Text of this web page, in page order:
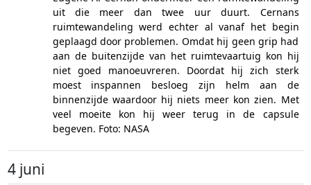
uit die meer dan twee uur duurt. Cernans
ruimtewandeling werd echter al vanaf het begin
geplaagd door problemen. Omdat hij geen grip had
aan de buitenzijde van het ruimtevaartuig kon hij
niet goed manoeuvreren. Doordat hij zich sterk
moest inspannen besloeg zijn helm aan de
binnenzijde waardoor hij niets meer kon zien. Met
veel moeite kon hij weer terug in de capsule
begeven. Foto: NASA
4 juni